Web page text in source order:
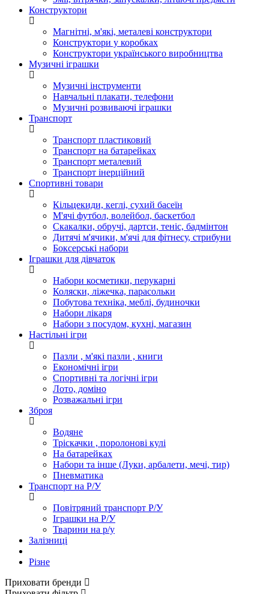
Конструктори
Магнітні, м'які, металеві конструктори
Конструктори у коробках
Конструктори українського виробництва
Музичні іграшки
Музичні інструменти
Навчальні плакати, телефони
Музичні розвиваючі іграшки
Транспорт
Транспорт пластиковий
Транспорт на батарейках
Транспорт металевий
Транспорт інерційний
Спортивні товари
Кільцекиди, кеглі, сухий басеїн
М'ячі футбол, волейбол, баскетбол
Скакалки, обручі, дартси, теніс, бадмінтон
Дитячі м'ячики, м'ячі для фітнесу, стрибуни
Боксерські набори
Іграшки для дівчаток
Набори косметики, перукарні
Коляски, ліжечка, парасольки
Побутова техніка, меблі, будиночки
Набори лікаря
Набори з посудом, кухні, магазин
Настільні ігри
Пазли , м'які пазли , книги
Економічні ігри
Спортивні та логічні ігри
Лото, доміно
Розважальні ігри
Зброя
Водяне
Тріскачки , поролонові кулі
На батарейках
Набори та інше (Луки, арбалети, мечі, тир)
Пневматика
Транспорт на Р/У
Повітряний транспорт Р/У
Іграшки на Р/У
Тварини на р/у
Залізниці
Різне
Приховати бренди